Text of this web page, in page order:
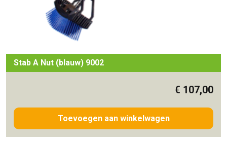
Stab A Nut (blauw) 9002
€ 107,00
Toevoegen aan winkelwagen